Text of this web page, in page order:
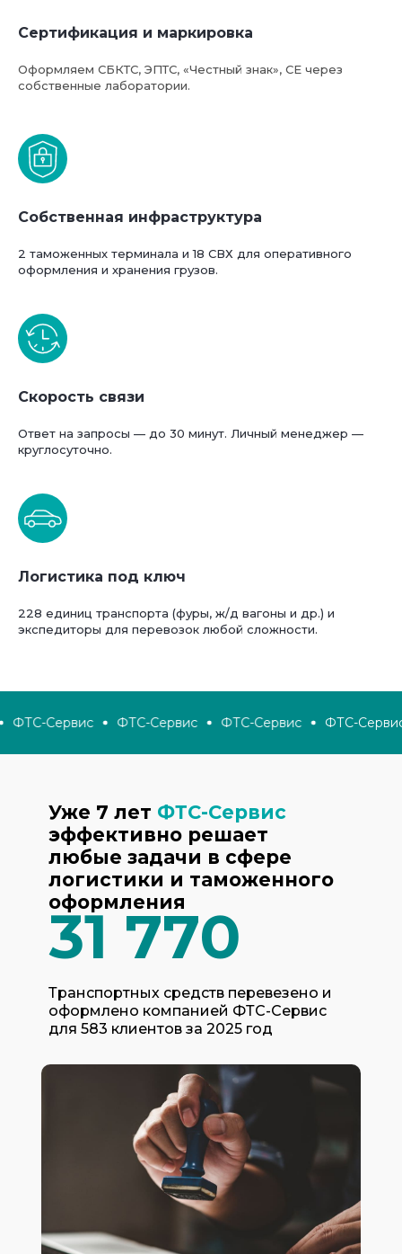
Сертификация и маркировка
Оформляем СБКТС, ЭПТС, «Честный знак», СЕ через
собственные лаборатории.
Собственная инфраструктура
2 таможенных терминала и 18 СВХ для оперативного
оформления и хранения грузов.
Скорость связи
Ответ на запросы — до 30 минут. Личный менеджер —
круглосуточно.
Логистика под ключ
228 единиц транспорта (фуры, ж/д вагоны и др.) и
экспедиторы для перевозок любой сложности.
ФТС-Сервис ФТС-Сервис ФТС-Сервис ФТС-Сервис
Транспортных средств перевезено и
оформлено компанией ФТС-Сервис
для 583 клиентов за 2025 год
31 770
Уже 7 лет ФТС-Сервис
эффективно решает
любые задачи в сфере
логистики и таможенного
оформления